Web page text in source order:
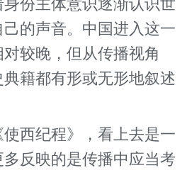
份主体意识逐渐认识世
的声音。中国进入这一
较晚，但从传播视角
籍都有形或无形地叙述
西纪程》，看上去是一
反映的是传播中应当考